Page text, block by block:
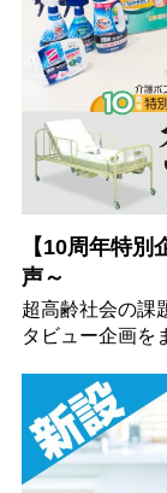
【10周年特
声～
超高齢社会の課
タビュー企画を